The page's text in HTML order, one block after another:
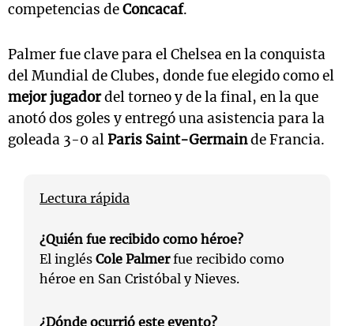
competencias deConcacaf.
Palmer fue clave para el Chelsea en la conquista
del Mundial de Clubes, donde fue elegido como el
mejor jugadordel torneo y de la final, en la que
anotó dos goles y entregó una asistencia para la
goleada 3-0 alParis Saint-Germainde Francia.
Lectura rápida
¿Quién fue recibido como héroe?
El inglés Cole Palmerfue recibido como
héroe en San Cristóbal y Nieves.
¿Dónde ocurrió este evento?